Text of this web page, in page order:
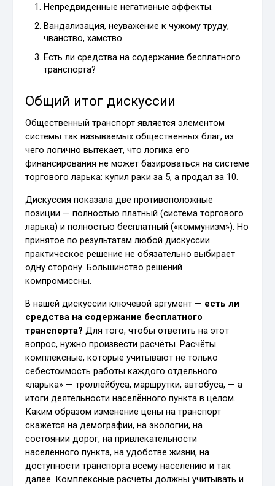
Непредвиденные негативные эффекты.
Вандализация, неуважение к чужому труду,
чванство, хамство.
Есть ли средства на содержание бесплатного
транспорта?
Общий итог дискуссии
Общественный транспорт является элементом
системы так называемых общественных благ, из
чего логично вытекает, что логика его
финансирования не может базироваться на системе
торгового ларька: купил раки за 5, а продал за 10.
Дискуссия показала две противоположные
позиции — полностью платный (система торгового
ларька) и полностью бесплатный («коммунизм»). Но
принятое по результатам любой дискуссии
практическое решение не обязательно выбирает
одну сторону. Большинство решений
компромиссны.
В нашей дискуссии ключевой аргумент — есть ли
средства на содержание бесплатного
транспорта? Для того, чтобы ответить на этот
вопрос, нужно произвести расчёты. Расчёты
комплексные, которые учитывают не только
себестоимость работы каждого отдельного
«ларька» — троллейбуса, маршрутки, автобуса, — а
итоги деятельности населённого пункта в целом.
Каким образом изменение цены на транспорт
скажется на демографии, на экологии, на
состоянии дорог, на привлекательности
населённого пункта, на удобстве жизни, на
доступности транспорта всему населению и так
далее. Комплексные расчёты должны учитывать и